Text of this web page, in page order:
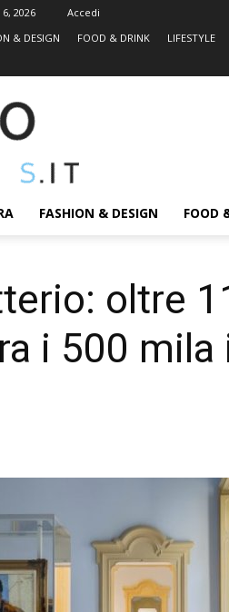
2026
Accedi
& DESIGN FOOD & DRINK LIFESTYLE
FASHION & DESIGN FOOD
oltre
i 500